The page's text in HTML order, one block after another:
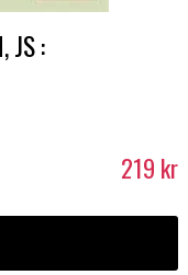
JS :
219 kr